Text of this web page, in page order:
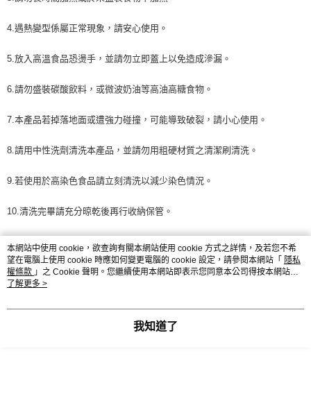
4.遇熱變型係屬正常現象，請安心使用。
5.放入高溫食品恐燙手，並請勿立即蓋上以免造成滲漏。
6.請勿盛裝碳酸飲料，或微波奶油等高油高糖食物。
7.本產品若掉落地面或遭強力碰撞，可能導致破裂，請小心使用。
8.請用中性洗劑清洗本產品，並請勿用粗硬材質之清潔刷清洗。
9.若使用於高染色食品請立刻清洗以減少染色情況。
10.清洗完畢請充分晾乾後再行收納保管。
11.使用於洗碗機時請置於上層以達最佳效果。
12.非四面環扣型號產品請直立擺放。
14.使用前請確認有無破裂，如有破裂請勿繼續使用。
本網站中使用 cookie，欲查詢有關本網站使用 cookie 方式之詳情，及若您不希
望在電腦上使用 cookie 時應如何變更電腦的 cookie 設定，請參閱本網站「 隱私
權條款 」之 Cookie 聲明。您繼續使用本網站即表示您同意本公司得按本網站使
用條款之 Cookie 聲明使用 cookie。
了解更多 >
我知道了